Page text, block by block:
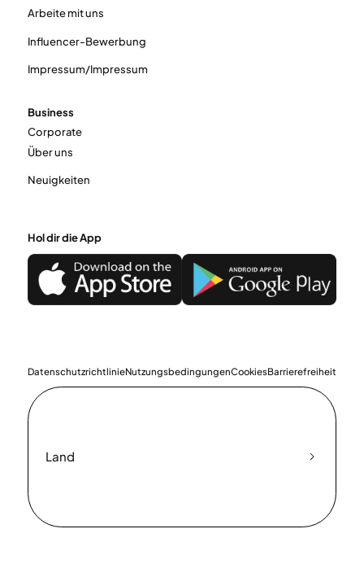
Arbeite mit uns
Influencer-Bewerbung
Impressum/Impressum
Business
Corporate
Über uns
Neuigkeiten
Hol dir die App
DatenschutzrichtlinieNutzungsbedingungenCookiesBarrierefreiheit
Land